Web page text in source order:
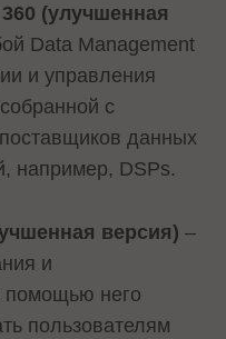
(улучшенная
Data Management
и управления
с
данных
например, DSPs.
версия) –
и
помощью него
пользователям